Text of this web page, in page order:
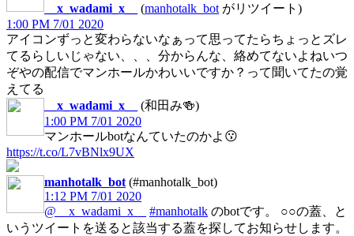
__x_wadami_x__ (manhotalk_bot がリツイート)
1:00 PM 7/01 2020
アイコンずっと変わらないなぁって思ってたらちょっとズレ
てるらしいじゃない、、、分からんな、絡めてないよねいつ
ぞやの配信でマンホールかわいいですか？って聞いてたの覚
えてる
__x_wadami_x__
(和田み🍻)
1:00 PM 7/01 2020
マンホールbotなんていたのかよ😗
https://t.co/L7vBNlx9UX
manhotalk_bot (#manhotalk_bot)
1:12 PM 7/01 2020
@__x_wadami_x__
#manhotalk のbotです。 ○○の蓋、と
いうツイートを送ると該当する蓋を探してお知らせします。